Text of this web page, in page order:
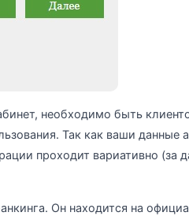
необходимо быть
Так как ваши данные
проходит вариативно (за
Он находится на